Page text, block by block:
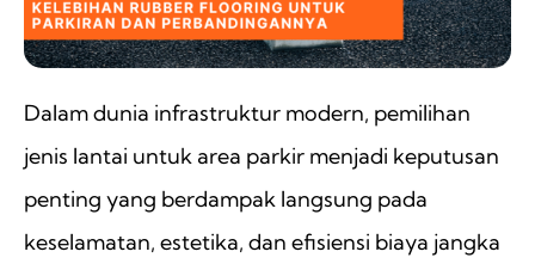
Dalam dunia infrastruktur modern, pemilihan
jenis lantai untuk area parkir menjadi keputusan
penting yang berdampak langsung pada
keselamatan, estetika, dan efisiensi biaya jangka